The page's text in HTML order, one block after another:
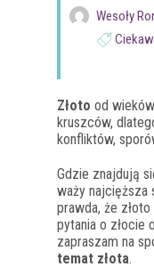
Wesoły
Złoto od
kruszców,
konfliktów,
Gdzie znajdują
waży najcięższa
prawda, że
pytania o złocie
zapraszam na
temat złota.